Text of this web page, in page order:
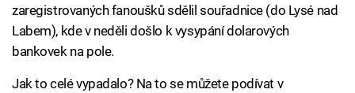
zaregistrovaných fanoušků sdělil souřadnice (do Lysé nad
Labem), kde v neděli došlo k vysypání dolarových
bankovek na pole.
Jak to celé vypadalo? Na to se můžete podívat v